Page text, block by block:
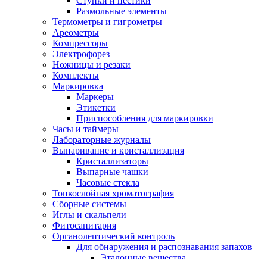
Размольные элементы
Термометры и гигрометры
Ареометры
Компрессоры
Электрофорез
Ножницы и резаки
Комплекты
Маркировка
Маркеры
Этикетки
Приспособления для маркировки
Часы и таймеры
Лабораторные журналы
Выпаривание и кристаллизация
Кристаллизаторы
Выпарные чашки
Часовые стекла
Тонкослойная хроматография
Сборные системы
Иглы и скальпели
Фитосанитария
Органолептический контроль
Для обнаружения и распознавания запахов